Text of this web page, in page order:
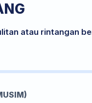
atau rintangan